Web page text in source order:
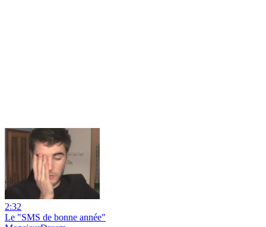
2:32
Le "SMS de bonne année"